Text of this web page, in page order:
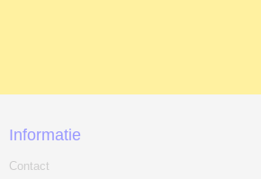
Informatie
Contact